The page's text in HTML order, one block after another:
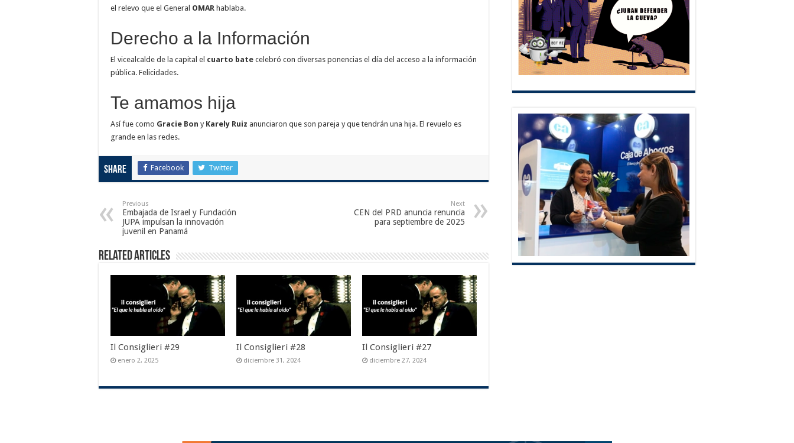
el relevo que el General OMAR hablaba.
Derecho a la Información
El vicealcalde de la capital el cuarto bate celebró con diversas ponencias el día del acceso a la información
pública. Felicidades.
Te amamos hija
Así fue como Gracie Bon y Karely Ruiz anunciaron que son pareja y que tendrán una hija. El revuelo es
grande en las redes.
Share Facebook Twitter
Previous
Embajada de Israel y Fundación
JUPA impulsan la innovación
juvenil en Panamá
Next
CEN del PRD anuncia renuncia
para septiembre de 2025
Related Articles
Il Consiglieri #29
enero 2, 2025
Il Consiglieri #28
diciembre 31, 2024
Il Consiglieri #27
diciembre 27, 2024